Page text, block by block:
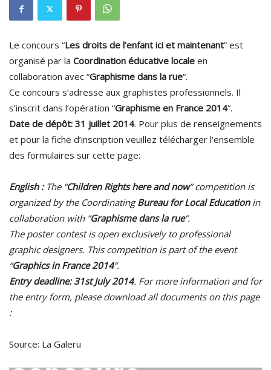
Le concours “Les droits de l’enfant ici et maintenant” est
organisé par la Coordination éducative locale en
collaboration avec “Graphisme dans la rue“.
Ce concours s’adresse aux graphistes professionnels. Il
s’inscrit dans l’opération “Graphisme en France 2014“.
Date de dépôt: 31 juillet 2014. Pour plus de renseignements
et pour la fiche d’inscription veuillez télécharger l’ensemble
des formulaires sur cette page:
English : The “Children Rights here and now” competition is
organized by the CoordinatingBureau for Local Educationin
collaboration with “Graphisme dans la rue“.
The poster contest is open exclusively to professional
graphic designers. This competition is part of the event
“Graphics in France 2014“.
Entry deadline: 31st July 2014. For more information and for
the entry form, please download all documents on this page
:
Source: La Galeru